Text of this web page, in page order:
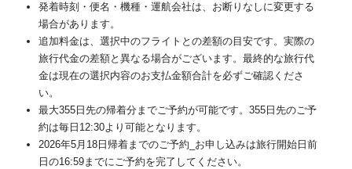
発着時刻・便名・機種・運航会社は、お断りなしに変更する
場合があります。
追加料金は、選択中のフライトとの差額の目安です。実際の
旅行代金の差額と異なる場合がございます。最終的な旅行代
金は現在の選択内容のお支払金額合計を必ずご確認くださ
い。
最大355日先の帰着分までご予約が可能です。355日先のご予
約は毎日12:30より可能となります。
2026年5月18日帰着までのご予約_お申し込みは旅行開始日前
日の16:59までにご予約を完了してください。